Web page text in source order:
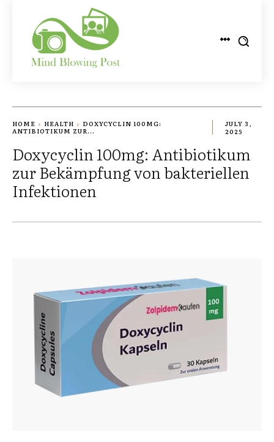
HOME HEALTH
DOXYCYCLIN 100MG:
ANTIBIOTIKUM ZUR...
JULY 3,
2025
Doxycyclin 100mg: Antibiotikum
zur Bekämpfung von bakteriellen
Infektionen